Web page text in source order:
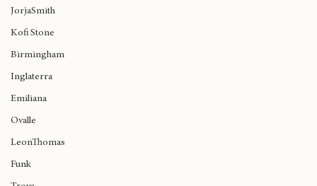
jazz
JorjaSmith
Kofi Stone
Birmingham
Inglaterra
Emiliana
Ovalle
LeonThomas
Funk